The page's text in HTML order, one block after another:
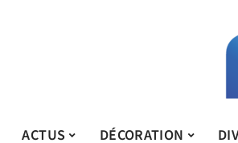
ACTUS DÉCORATION